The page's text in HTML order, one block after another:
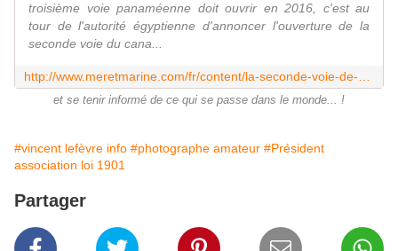
troisième voie panaméenne doit ouvrir en 2016, c'est au
tour de l'autorité égyptienne d'annoncer l'ouverture de la
seconde voie du cana...
et se tenir informé de ce qui se passe dans le monde... !
#vincent lefèvre info #photographe amateur #Président
association loi 1901
Partager